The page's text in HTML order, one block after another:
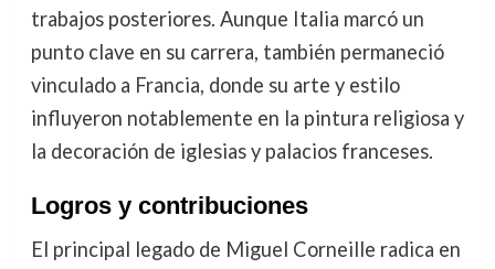
trabajos posteriores. Aunque Italia marcó un
punto clave en su carrera, también permaneció
vinculado a Francia, donde su arte y estilo
influyeron notablemente en la pintura religiosa y
la decoración de iglesias y palacios franceses.
Logros y contribuciones
El principal legado de Miguel Corneille radica en